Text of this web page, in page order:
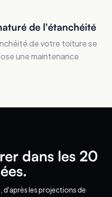
de l'étanchéité
de votre toiture se
une maintenance
dans les 20
, d'après les projections de